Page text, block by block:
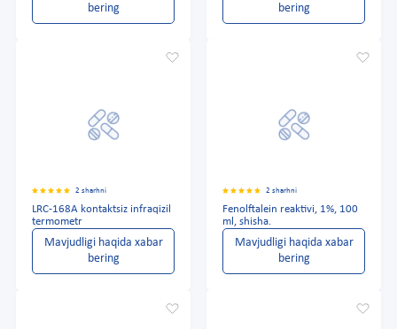
bering
bering
2 sharhni
LRC-168A kontaktsiz infraqizil
termometr
Mavjudligi haqida xabar
bering
2 sharhni
Fenolftalein reaktivi, 1%, 100
ml, shisha.
Mavjudligi haqida xabar
bering